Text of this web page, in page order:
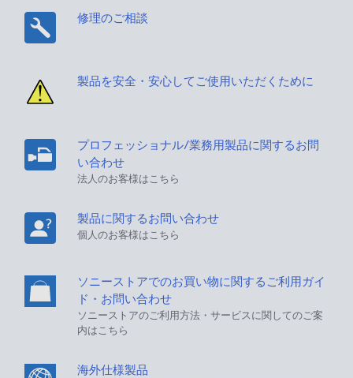
修理のご相談
製品を安全・安心してご使用いただくために
プロフェッショナル/業務用製品に関するお問
い合わせ
法人のお客様はこちら
製品に関するお問い合わせ
個人のお客様はこちら
ソニーストアでのお買い物に関するご利用ガイ
ド・お問い合わせ
ソニーストアのご利用方法・サービスに関してのご案
内はこちら
海外仕様製品